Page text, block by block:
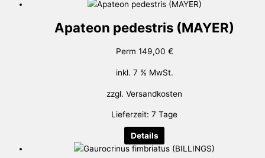
Apateon pedestris (MAYER)
Perm 149,00 €
inkl. 7 % MwSt.
zzgl. Versandkosten
Lieferzeit: 7 Tage
Details